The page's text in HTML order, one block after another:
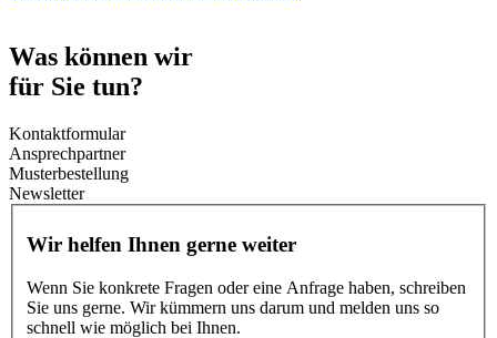
Was können wir
für Sie tun?
Kontaktformular
Ansprechpartner
Musterbestellung
Newsletter
Wir helfen Ihnen gerne weiter
Wenn Sie konkrete Fragen oder eine Anfrage haben, schreiben
Sie uns gerne. Wir kümmern uns darum und melden uns so
schnell wie möglich bei Ihnen.